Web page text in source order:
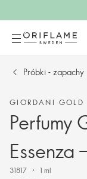
Próbki - zapachy
GIORDANI GOLD
Perfumy
Essenza
31817 1 ml